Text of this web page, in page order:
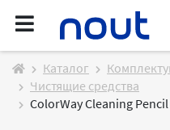
Каталог
Чистящие средства
ColorWay Cleaning